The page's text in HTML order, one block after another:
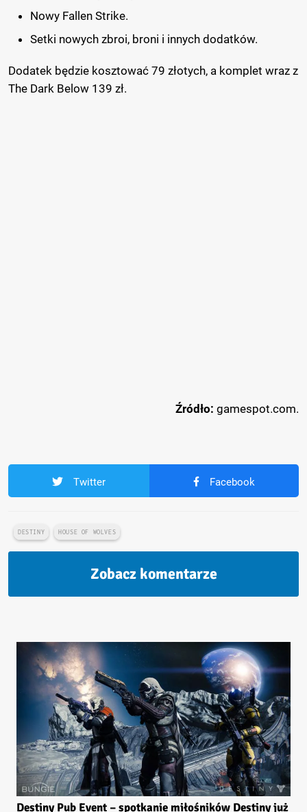
Nowy Fallen Strike.
Setki nowych zbroi, broni i innych dodatków.
Dodatek będzie kosztować 79 złotych, a komplet wraz z
The Dark Below 139 zł.
Źródło: gamespot.com.
Twitter Facebook
DESTINY HOUSE OF WOLVES
Zobacz komentarze
Destiny Pub Event – spotkanie miłośników Destiny już